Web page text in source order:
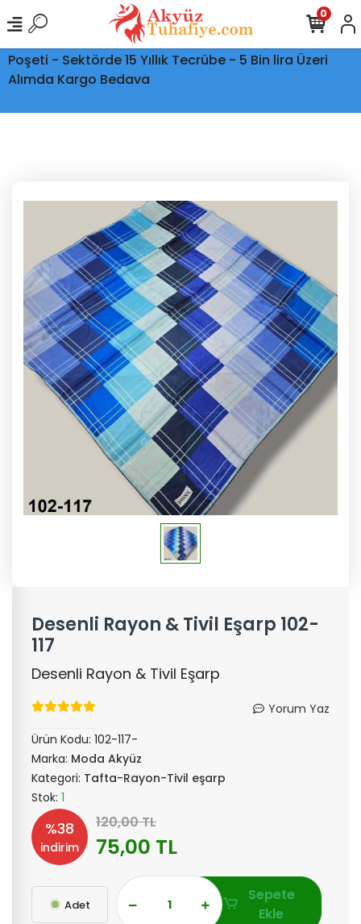
Ptt Kargo İle Tüm Türkiye'ye Teslimat - Şeffaf Kargo
Poşeti - Sektörde 15 Yıllık Tecrübe - 5 Bin lira Üzeri
Alımda Kargo Bedava
0
Desenli Rayon & Tivil Eşarp 102-
117
Desenli Rayon & Tivil Eşarp
Yorum Yaz
Ürün Kodu: 102-117-
Marka: Moda Akyüz
Kategori: Tafta-Rayon-Tivil eşarp
Stok: 1
%38
indirim
120,00 TL
75,00 TL
Adet
Sepete
Ekle